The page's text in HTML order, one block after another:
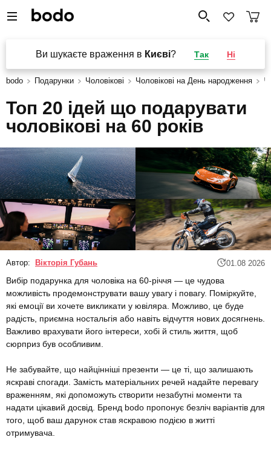
Ви шукаєте враження в Києві? Так Ні
bodo Подарунки Чоловікові Чоловікові на День народження
Топ 20 ідей що подарувати
чоловікові на 60 років
Автор: Вікторія Губань 01.08 2026
Вибір подарунка для чоловіка на 60-річчя — це чудова
можливість продемонструвати вашу увагу і повагу. Поміркуйте,
які емоції ви хочете викликати у ювіляра. Можливо, це буде
радість, приємна ностальгія або навіть відчуття нових досягнень.
Важливо врахувати його інтереси, хобі й стиль життя, щоб
сюрприз був особливим.
Не забувайте, що найцінніші презенти — це ті, що залишають
яскраві спогади. Замість матеріальних речей надайте перевагу
враженням, які допоможуть створити незабутні моменти та
надати цікавий досвід. Бренд bodo пропонує безліч варіантів для
того, щоб ваш дарунок став яскравою подією в житті
отримувача.